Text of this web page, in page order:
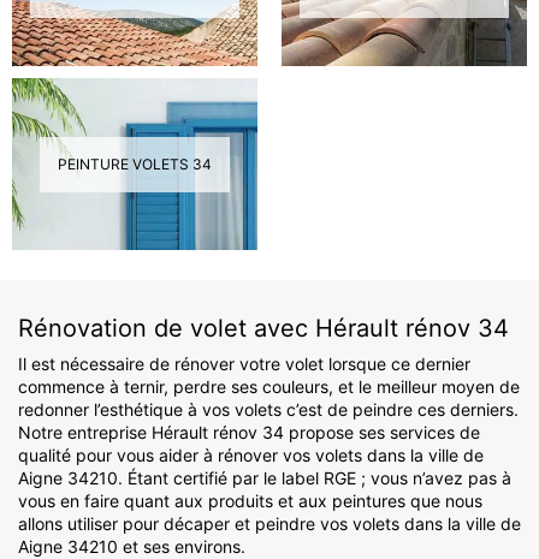
PEINTURE VOLETS 34
Rénovation de volet avec Hérault rénov 34
Il est nécessaire de rénover votre volet lorsque ce dernier
commence à ternir, perdre ses couleurs, et le meilleur moyen de
redonner l’esthétique à vos volets c’est de peindre ces derniers.
Notre entreprise Hérault rénov 34 propose ses services de
qualité pour vous aider à rénover vos volets dans la ville de
Aigne 34210. Étant certifié par le label RGE ; vous n’avez pas à
vous en faire quant aux produits et aux peintures que nous
allons utiliser pour décaper et peindre vos volets dans la ville de
Aigne 34210 et ses environs.